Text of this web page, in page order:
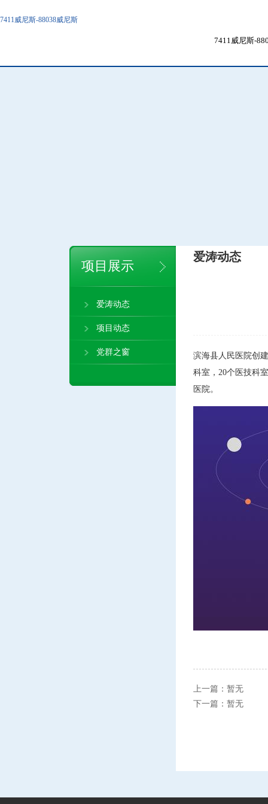
7411威尼斯-88038威尼斯
7411威尼斯-
爱涛动态
滨海县人民医院创
科室，20个医技科
医院。
上一篇：暂无
下一篇：暂无
项目展示
爱涛动态
项目动态
党群之窗